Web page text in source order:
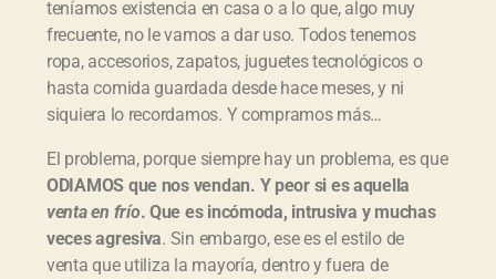
teníamos existencia en casa o a lo que, algo muy
frecuente, no le vamos a dar uso. Todos tenemos
ropa, accesorios, zapatos, juguetes tecnológicos o
hasta comida guardada desde hace meses, y ni
siquiera lo recordamos. Y compramos más…
El problema, porque siempre hay un problema, es que
ODIAMOS que nos vendan. Y peor si es aquella
venta en frío. Que es incómoda, intrusiva y muchas
veces agresiva. Sin embargo, ese es el estilo de
venta que utiliza la mayoría, dentro y fuera de